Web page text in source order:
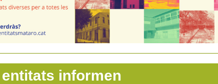
informen